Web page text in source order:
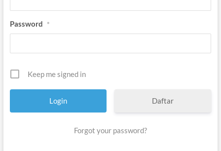
r
Password *
Keep me signed in
Daftar
Forgot your password?